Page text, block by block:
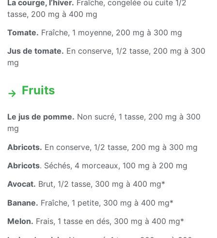
La courge, l’hiver. Fraîche, congelée ou cuite 1/2
tasse, 200 mg à 400 mg
Tomate. Fraîche, 1 moyenne, 200 mg à 300 mg
Jus de tomate. En conserve, 1/2 tasse, 200 mg à 300
mg
Fruits
Le jus de pomme. Non sucré, 1 tasse, 200 mg à 300
mg
Abricots. En conserve, 1/2 tasse, 200 mg à 300 mg
Abricots. Séchés, 4 morceaux, 100 mg à 200 mg
Avocat. Brut, 1/2 tasse, 300 mg à 400 mg*
Banane. Fraîche, 1 petite, 300 mg à 400 mg*
Melon. Frais, 1 tasse en dés, 300 mg à 400 mg*